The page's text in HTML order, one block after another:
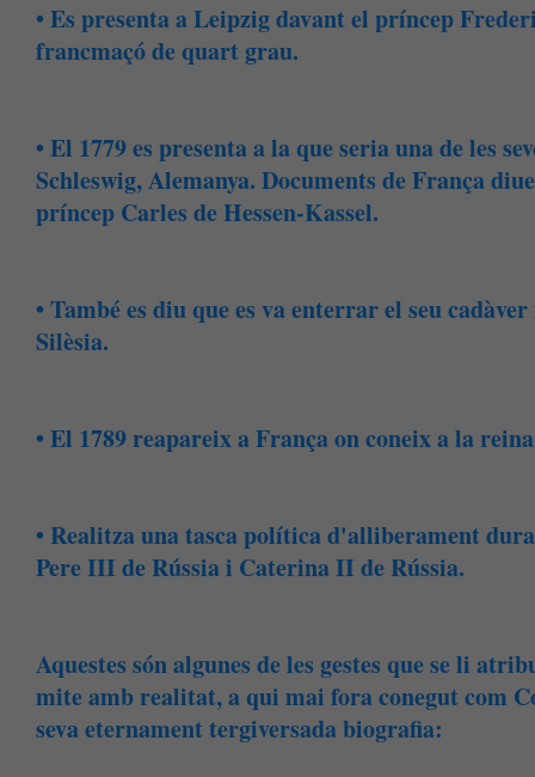
• Es presenta a Leipzig davant el príncep
francmaçó de quart grau.
• El 1779 es presenta a la que seria una de les
Schleswig, Alemanya. Documents de França
príncep Carles de Hessen-Kassel.
• També es diu que es va enterrar el seu
Silèsia.
• El 1789 reapareix a França on coneix a la
• Realitza una tasca política d'alliberament
Pere III de Rússia i Caterina II de Rússia.
Aquestes són algunes de les gestes que se li
mite amb realitat, a qui mai fora conegut com
seva eternament tergiversada biografia: